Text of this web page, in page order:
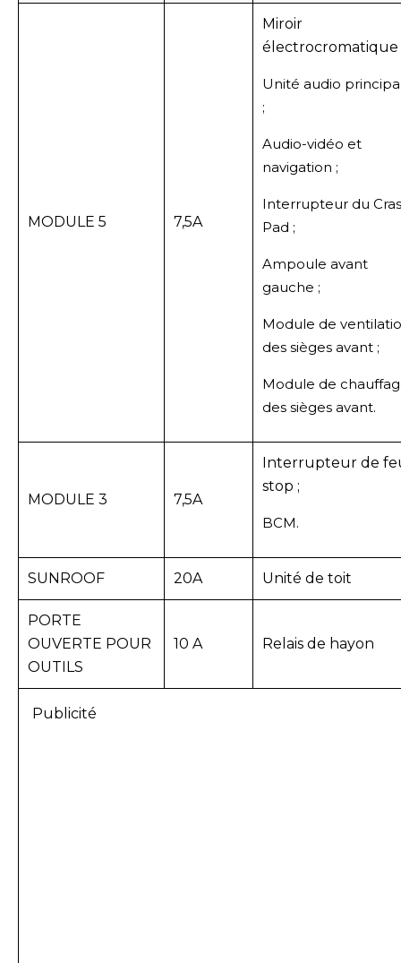
MODULE 5 7,5A
Miroir
électrocromatique
Unité audio
;
Audio-vidéo et
navigation ;
Interrupteur du
Pad ;
Ampoule avant
gauche ;
Module de
des sièges avant ;
Module de
des sièges avant.
MODULE 3 7,5A
Interrupteur de
stop ;
BCM.
SUNROOF 20A Unité de toit
PORTE
OUVERTE POUR
OUTILS
10 A Relais de hayon
Publicité